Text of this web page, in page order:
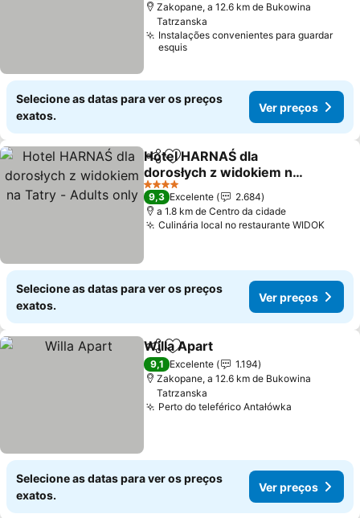
Zakopane, a 12.6 km de Bukowina
Tatrzanska
Instalações convenientes para guardar
esquis
Selecione as datas para ver os preços
exatos.
Ver preços
PartilharAdicionar aos favoritos
Hotel HARNAŚ dla
dorosłych z widokiem na
Tatry - Adults only
4 Estrelas
9,3 Excelente
2.684
a 1.8 km de Centro da cidade
Culinária local no restaurante WIDOK
Selecione as datas para ver os preços
exatos.
Ver preços
PartilharAdicionar aos favoritos
Willa Apart
9,1 Excelente
1.194
Zakopane, a 12.6 km de Bukowina
Tatrzanska
Perto do teleférico Antałówka
Selecione as datas para ver os preços
exatos.
Ver preços